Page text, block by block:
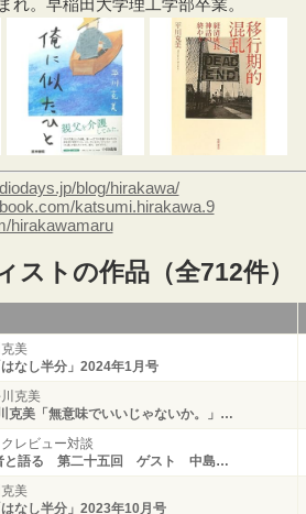
れ。早稲田大学理工学部卒業。
blog/hirakawa/
katsumi.hirakawa.9
hirakawamaru
ストの作品（全712件）
美
なし半分」2024年1月号
克美
克美「無意味でいいじゃないか。」…
レビュー対談
と語る 第二十五回 ゲスト 中島…
美
なし半分」2023年10月号